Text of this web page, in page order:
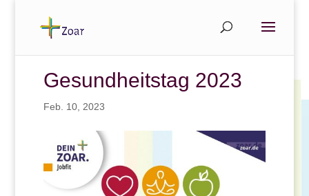
Gesundheitstag 2023
Feb. 10, 2023